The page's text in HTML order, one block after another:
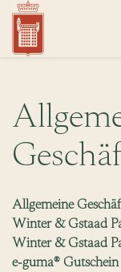
Allgemeine
Winter & Gstaad
Winter & Gstaad
e-guma®